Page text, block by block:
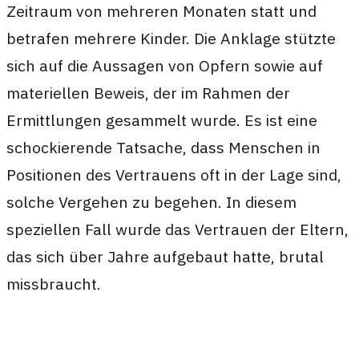
Zeitraum von mehreren Monaten statt und
betrafen mehrere Kinder. Die Anklage stützte
sich auf die Aussagen von Opfern sowie auf
materiellen Beweis, der im Rahmen der
Ermittlungen gesammelt wurde. Es ist eine
schockierende Tatsache, dass Menschen in
Positionen des Vertrauens oft in der Lage sind,
solche Vergehen zu begehen. In diesem
speziellen Fall wurde das Vertrauen der Eltern,
das sich über Jahre aufgebaut hatte, brutal
missbraucht.